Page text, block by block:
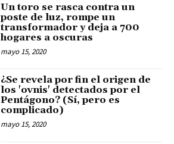
Un toro se rasca contra un
poste de luz, rompe un
transformador y deja a 700
hogares a oscuras
mayo 15, 2020
¿Se revela por fin el origen de
los 'ovnis' detectados por el
Pentágono? (Sí, pero es
complicado)
mayo 15, 2020